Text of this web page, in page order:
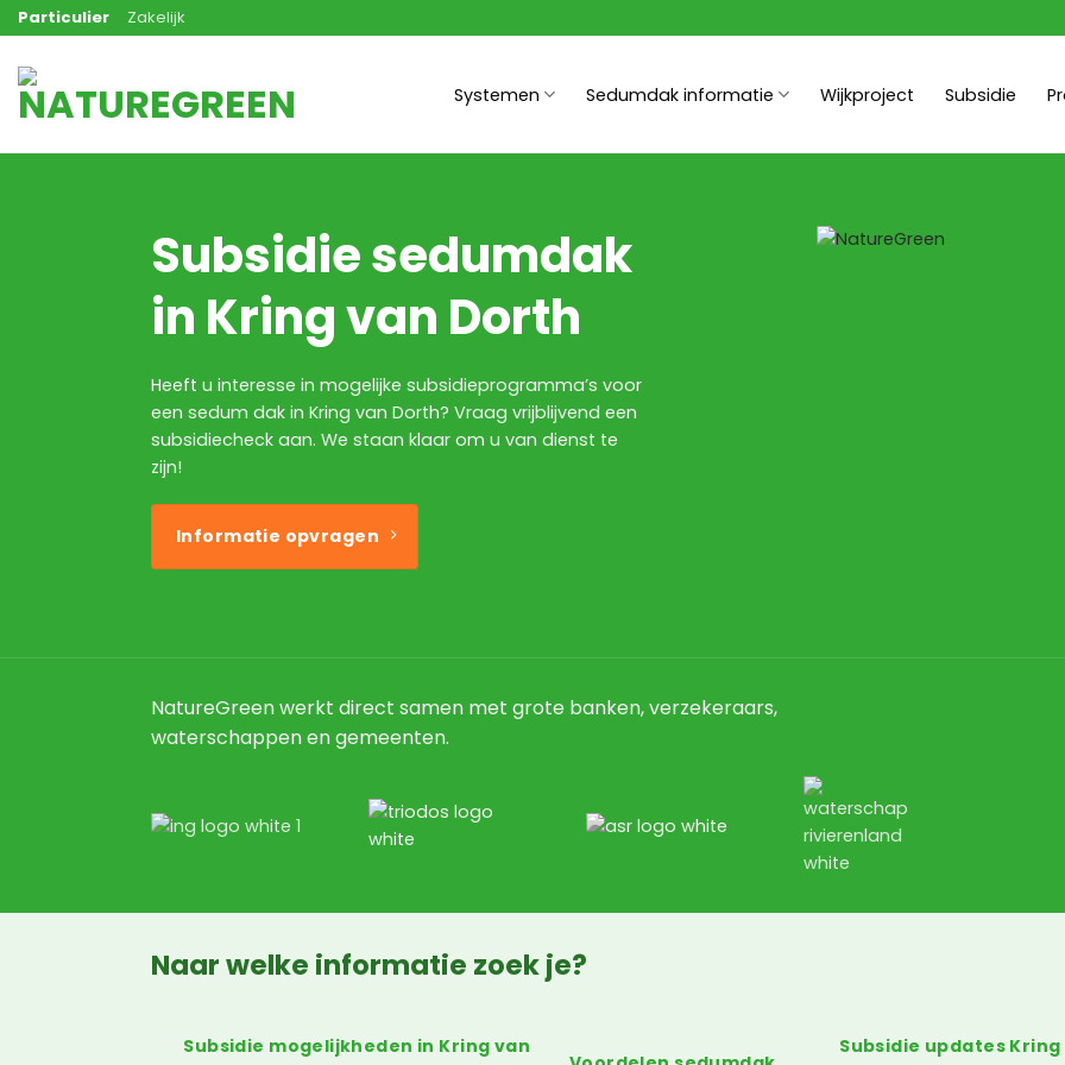
Ga
naar
inhoud
Particulier Zakelijk
Systemen Sedumdak informatie Wijkproject Subsidie
Subsidie sedumdak
in Kring van Dorth
Heeft u interesse in mogelijke subsidieprogramma’s voor
een sedum dak in Kring van Dorth? Vraag vrijblijvend een
subsidiecheck aan. We staan klaar om u van dienst te
zijn!
Informatie opvragen
NatureGreen werkt direct samen met grote banken, verzekeraars,
waterschappen en gemeenten.
Naar welke informatie zoek je?
Subsidie mogelijkheden in Kring van
Subsidie updates